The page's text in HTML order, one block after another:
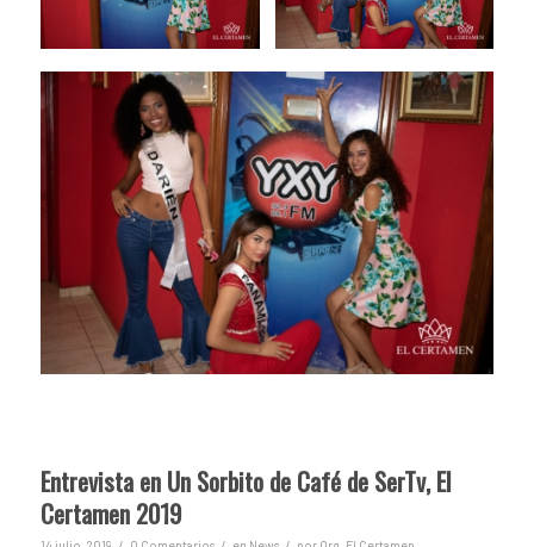
Entrevista en Un Sorbito de Café de SerTv, El
Certamen 2019